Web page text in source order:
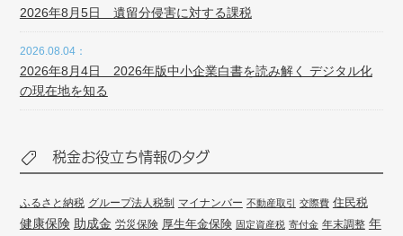
2026年8月5日 遺留分侵害に対する課税
2026.08.04：
2026年8月4日 2026年版中小企業白書を読み解く デジタル化
の現在地を知る
税金お役立ち情報のタグ
ふるさと納税 グループ法人税制 マイナンバー 不動産取引 交際費 住民税
健康保険 助成金 労災保険 厚生年金保険 固定資産税 寄付金 年末調整 年